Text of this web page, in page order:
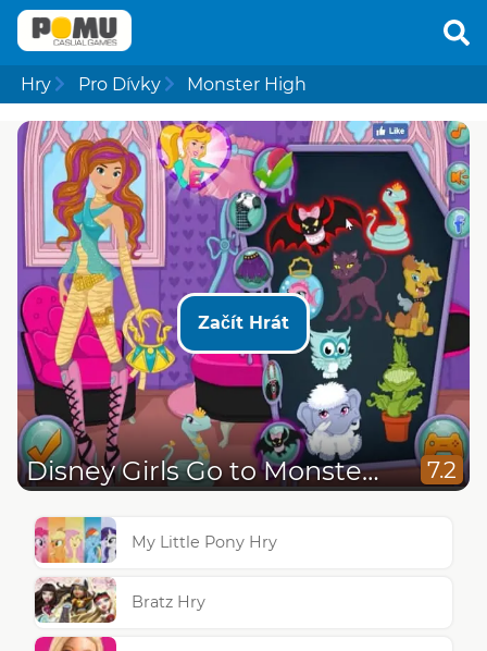
Hry Pro Dívky Monster High
Začít Hrát
Disney Girls Go to Monster High 2 7.2
My Little Pony Hry
Bratz Hry